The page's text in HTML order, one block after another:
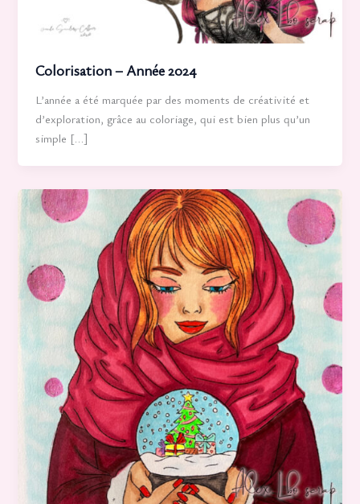
Colorisation – Année 2024
L’année a été marquée par des moments de créativité et
d’exploration, grâce au coloriage, qui est bien plus qu’un
simple […]